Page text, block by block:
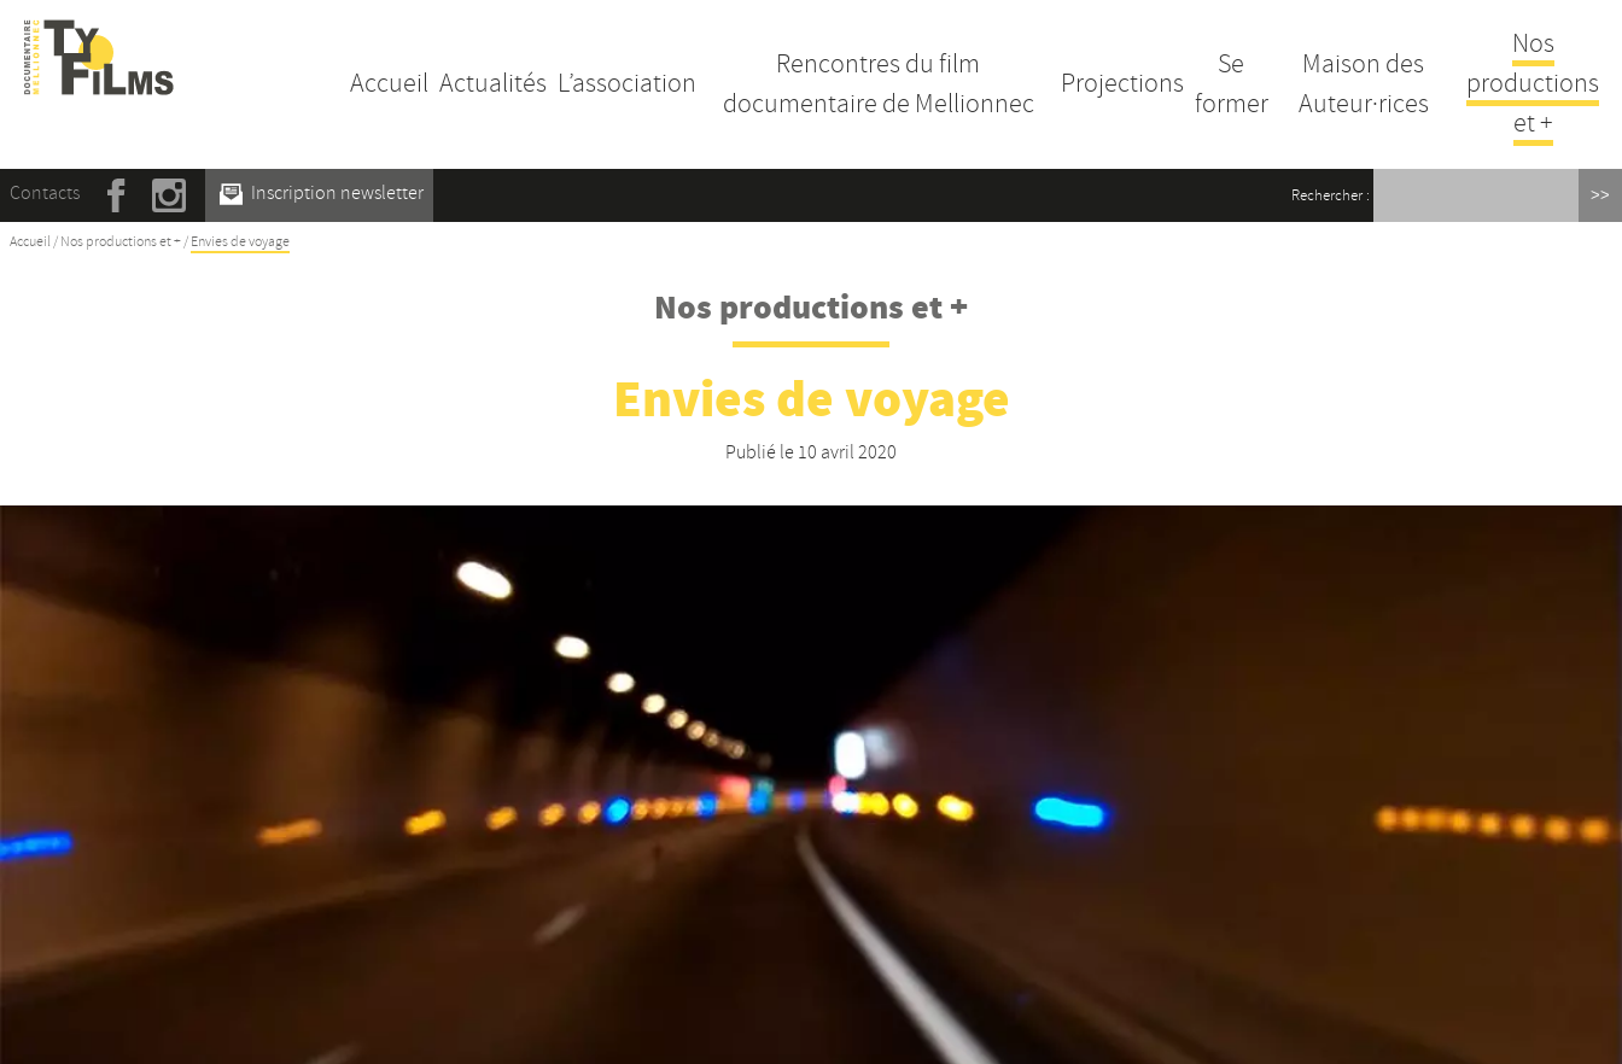
Accueil Actualités L’association
Rencontres du film
documentaire de Mellionnec
Projections
Se
former
Maison des
Auteur·rices
Nos
productions
et +
Contacts Inscription newsletter Rechercher :
Accueil / Nos productions et + / Envies de voyage
Nos productions et +
Envies de voyage
Publié le 10 avril 2020